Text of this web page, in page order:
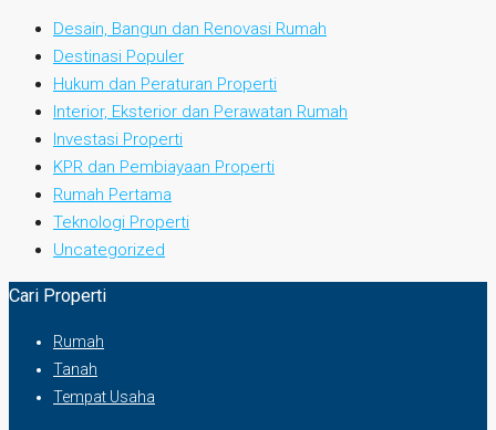
Desain, Bangun dan Renovasi Rumah
Destinasi Populer
Hukum dan Peraturan Properti
Interior, Eksterior dan Perawatan Rumah
Investasi Properti
KPR dan Pembiayaan Properti
Rumah Pertama
Teknologi Properti
Uncategorized
Cari Properti
Rumah
Tanah
Tempat Usaha